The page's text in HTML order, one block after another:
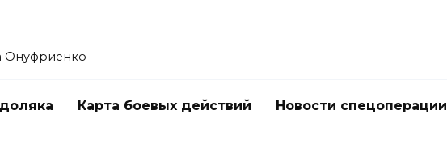
Онуфриенко
Карта боевых действий Новости спецоперации